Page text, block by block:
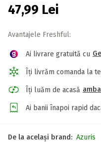
47,99 Lei
Avantajele Freshful:
Ai livrare gratuită cu
Îți livrăm comanda la
Îți luăm de acasă
Ai banii înapoi rapid
De la același brand: Azuris